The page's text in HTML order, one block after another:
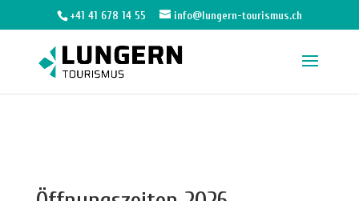
+41 41 678 14 55 info@lungern-tourismus.ch